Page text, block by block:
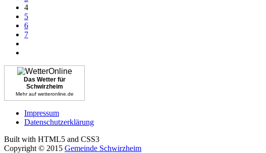
4
5
6
7
Das Wetter für
Schwirzheim
Mehr auf wetteronline.de
Impressum
Datenschutzerklärung
Built with HTML5 and CSS3
Copyright © 2015 Gemeinde Schwirzheim